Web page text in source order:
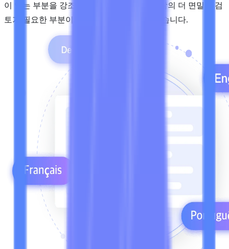
이 있는 부분을 강조 표시하며, 텍스트 중 사람의 더 면밀한 검
토가 필요한 부분이 어디인지 파악하도록 돕습니다.